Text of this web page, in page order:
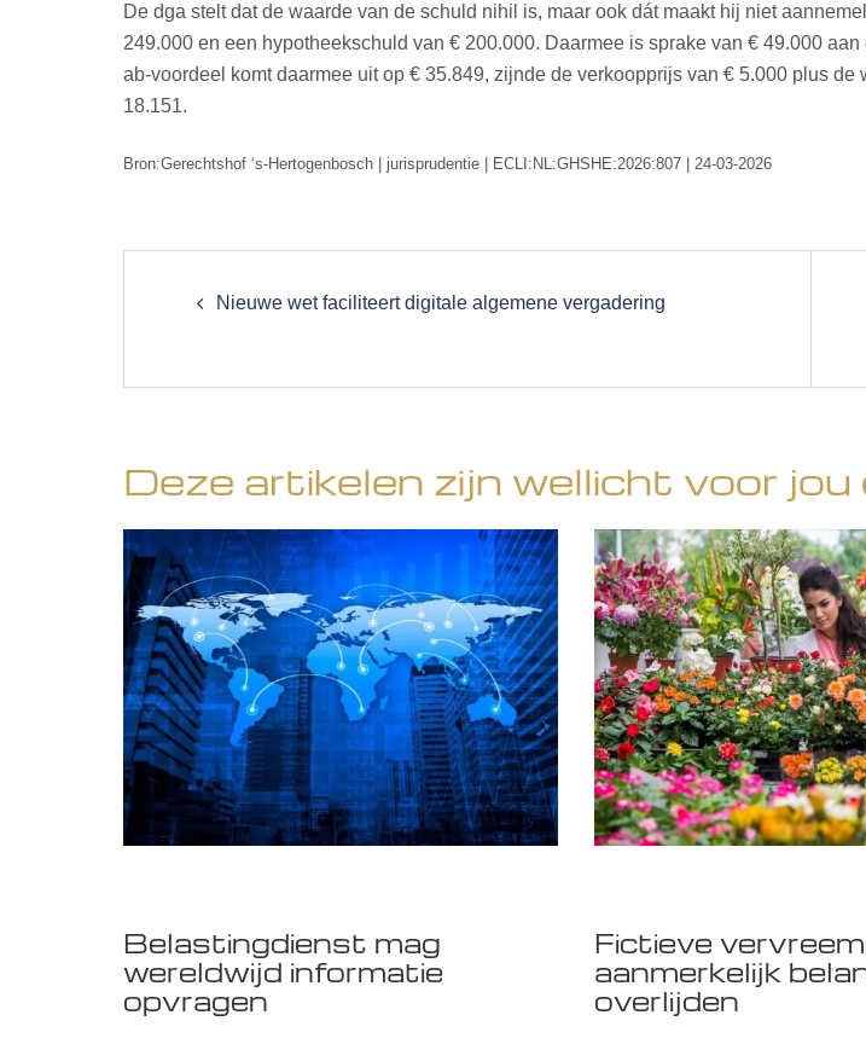
De dga stelt dat de waarde van de schuld nihil is, maar ook dát maakt hij niet
249.000 en een hypotheekschuld van € 200.000. Daarmee is sprake van € 49.000
ab-voordeel komt daarmee uit op € 35.849, zijnde de verkoopprijs van € 5.000 plus
18.151.
Bron:Gerechtshof ‘s-Hertogenbosch | jurisprudentie | ECLI:NL:GHSHE:2026:807 | 24-03-2026
navigation
Nieuwe wet faciliteert digitale algemene vergadering
Deze artikelen zijn wellicht voor
Belastingdienst mag
wereldwijd informatie
opvragen
Fictieve
aanmerkelijk
overlijden